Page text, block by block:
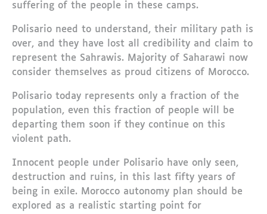
suffering of the people in these camps.
Polisario need to understand, their military path is
over, and they have lost all credibility and claim to
represent the Sahrawis. Majority of Saharawi now
consider themselves as proud citizens of Morocco.
Polisario today represents only a fraction of the
population, even this fraction of people will be
departing them soon if they continue on this
violent path.
Innocent people under Polisario have only seen,
destruction and ruins, in this last fifty years of
being in exile. Morocco autonomy plan should be
explored as a realistic starting point for